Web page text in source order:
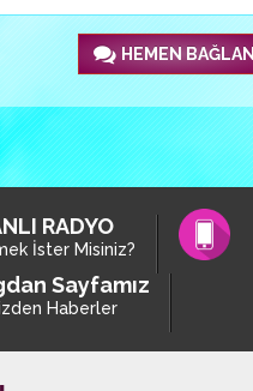
HEMEN BAĞLAN
RADYO
İster Misiniz?
Sayfamız
Haberler